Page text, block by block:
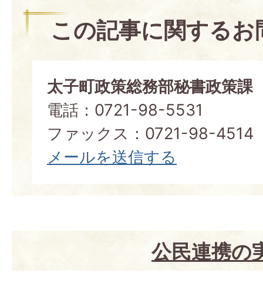
この記事に関する
太子町政策総務部秘書政策課
電話：0721-98-5531
ファックス：0721-98-4514
メールを送信する
公民連携の